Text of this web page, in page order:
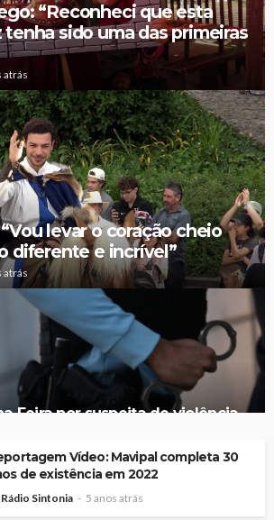
“Reconheci que esta
sido uma das primeiras
atrás
levar o coração cheio
diferente e incrível”
atrás
Feira por suspeita de violência
Vídeo: Mavipal completa 30
de existência em 2022
Rádio Sintonia 5 anos atrás